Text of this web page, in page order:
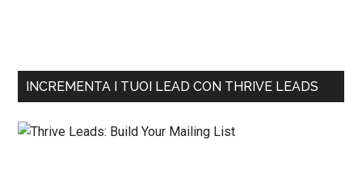
INCREMENTA I TUOI LEAD CON THRIVE LEADS